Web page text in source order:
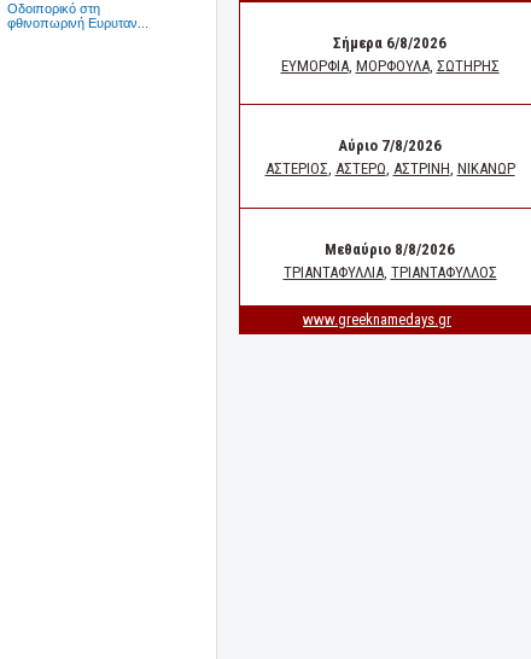
Οδοιπορικό στη
φθινοπωρινή Ευρυταν...